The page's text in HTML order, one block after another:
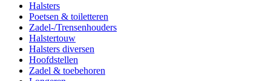
Halsters
Poetsen & toiletteren
Zadel-/Trensenhouders
Halstertouw
Halsters diversen
Hoofdstellen
Zadel & toebehoren